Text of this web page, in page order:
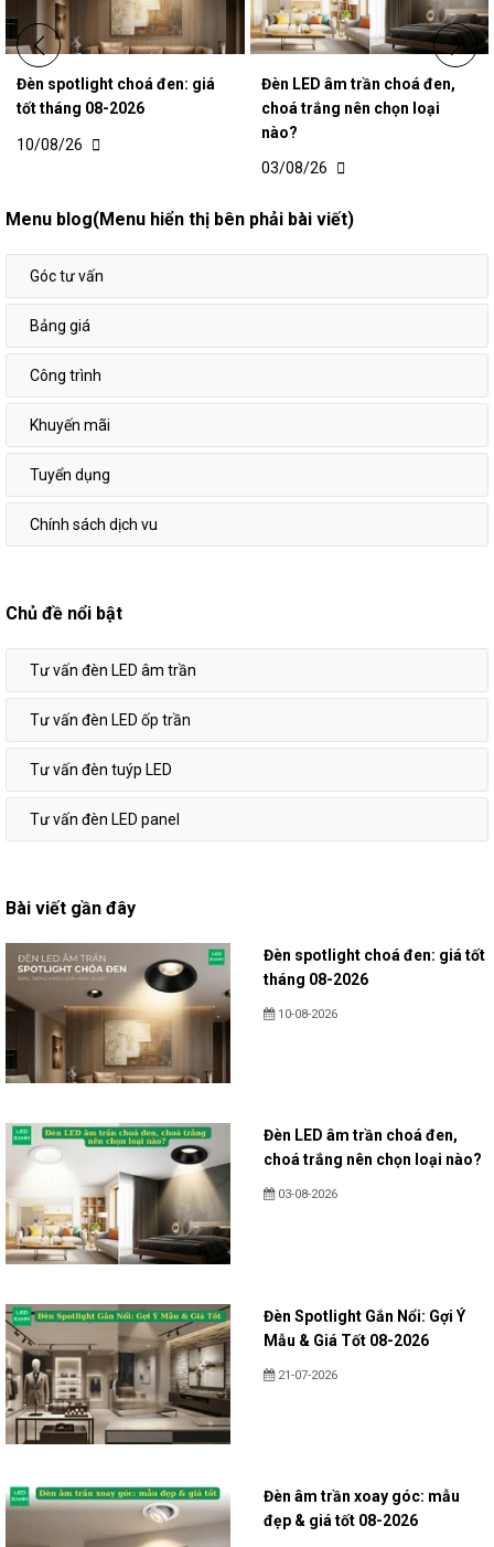
Đèn spotlight choá đen: giá
tốt tháng 08-2026
10/08/26
Đèn LED âm trần choá đen,
choá trắng nên chọn loại
nào?
03/08/26
Menu blog(Menu hiển thị bên phải bài viết)
Góc tư vấn
Bảng giá
Công trình
Khuyến mãi
Tuyển dụng
Chính sách dịch vu
Chủ đề nổi bật
Tư vấn đèn LED âm trần
Tư vấn đèn LED ốp trần
Tư vấn đèn tuýp LED
Tư vấn đèn LED panel
Bài viết gần đây
Đèn spotlight choá đen: giá tốt
tháng 08-2026
10-08-2026
Đèn LED âm trần choá đen,
choá trắng nên chọn loại nào?
03-08-2026
Đèn Spotlight Gắn Nổi: Gợi Ý
Mẫu & Giá Tốt 08-2026
21-07-2026
Đèn âm trần xoay góc: mẫu
đẹp & giá tốt 08-2026